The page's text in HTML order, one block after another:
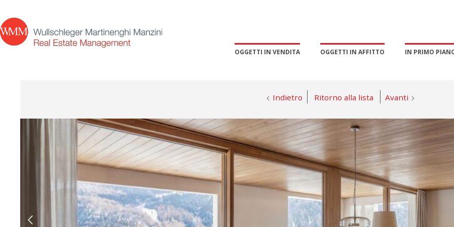
OGGETTI IN VENDITA OGGETTI IN AFFITTO IN PRIMO
PROMOZIONE E MARKETING
GESTIONE ESCLUSIVA
Indietro Ritorno alla lista Avanti